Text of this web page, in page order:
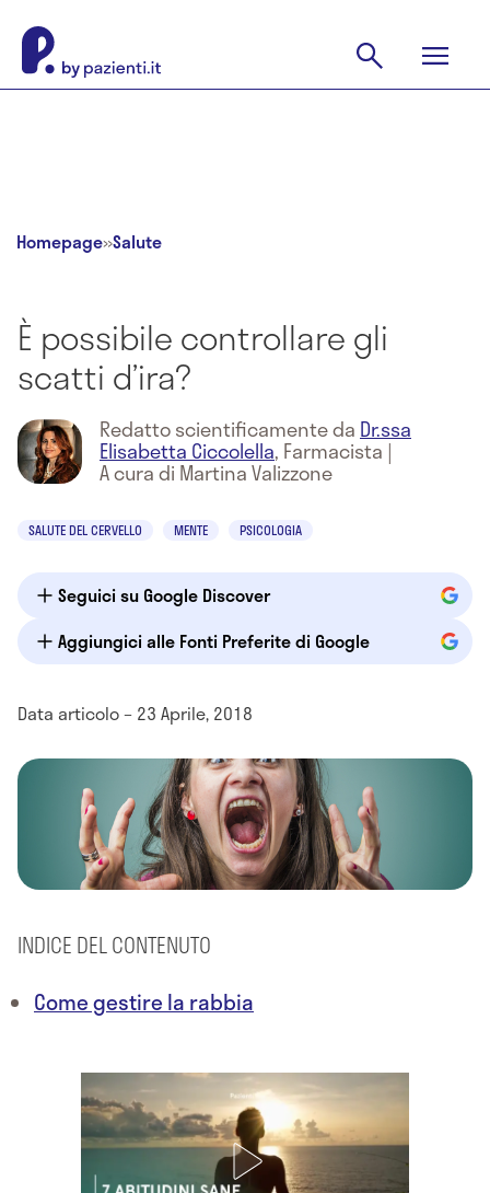
Homepage»Salute
È possibile controllare gli
scatti d’ira?
Redatto scientificamente da Dr.ssa
Elisabetta Ciccolella, Farmacista |
A cura di Martina Valizzone
SALUTE DEL CERVELLO MENTE PSICOLOGIA
Seguici su Google Discover
Aggiungici alle Fonti Preferite di Google
Data articolo – 23 Aprile, 2018
INDICE DEL CONTENUTO
Come gestire la rabbia